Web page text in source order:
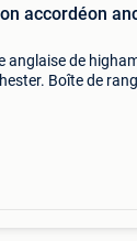
accordéon
anglaise de
Boîte de